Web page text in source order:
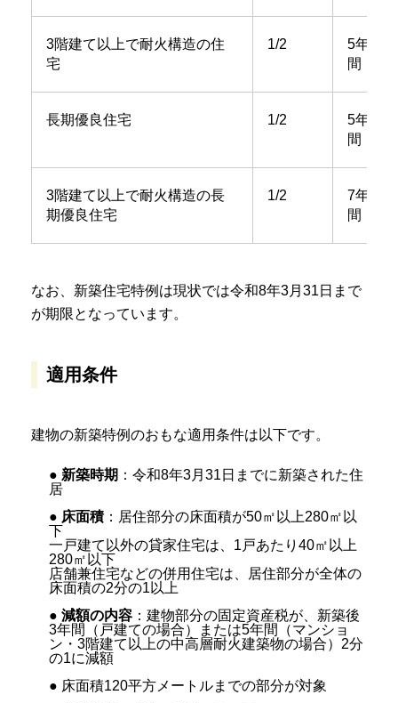
3階建て以上で耐火構造の住
宅
1/2
5年
間
長期優良住宅 1/2
5年
間
3階建て以上で耐火構造の長
期優良住宅
1/2
7年
間
なお、新築住宅特例は現状では令和8年3月31日まで
が期限となっています。
適用条件
建物の新築特例のおもな適用条件は以下です。
● 新築時期 ：令和8年3月31日までに新築された住
居
● 床面積：居住部分の床面積が50㎡以上280㎡以
下
一戸建て以外の貸家住宅は、1戸あたり40㎡以上
280㎡以下
店舗兼住宅などの併用住宅は、居住部分が全体の
床面積の2分の1以上
● 減額の内容 ：建物部分の固定資産税が、新築後
3年間（戸建ての場合）または5年間（マンショ
ン・3階建て以上の中高層耐火建築物の場合）2分
の1に減額
● 床面積120平方メートルまでの部分が対象